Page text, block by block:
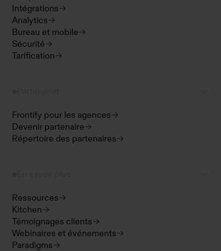
Intégrations
Analytics
Bureau et mobile
Sécurité
Tarification
Frontify pour les agences
Devenir partenaire
Répertoire des partenaires
Ressources
Kitchen
Témoignages clients
Webinaires et événements
Paradigms